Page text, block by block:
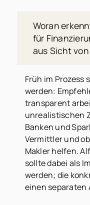
Woran
für
aus Sicht
Früh im Prozess
werden:
transparent
unrealistischen
Banken und
Vermittler und
Makler helfen.
sollte dabei als
werden; die
einen separaten